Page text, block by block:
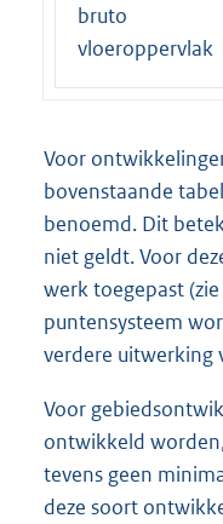
bruto
vloeroppervlak
Voor
bovenstaande
benoemd. Dit
niet geldt. Voor
werk toegepast
puntensysteem
verdere uitwerking
Voor
ontwikkeld
tevens geen
deze soort